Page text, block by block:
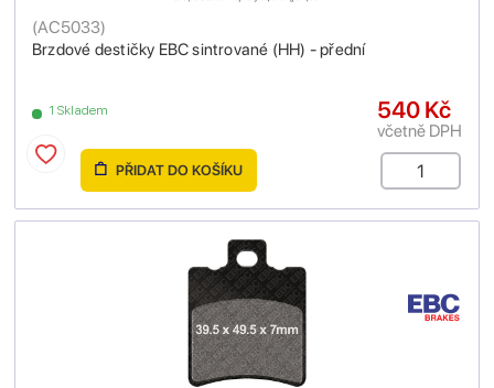
Brzdové destičky EBC sintrované (HH) - přední
(AC5033)
1 Skladem 540 Kč
včetně DPH
PŘIDAT DO KOŠÍKU